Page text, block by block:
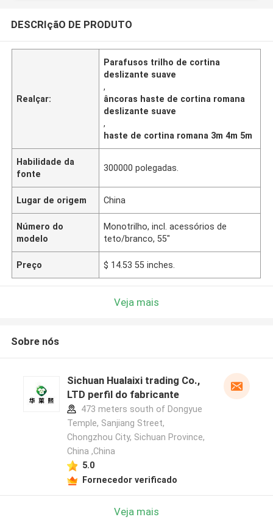
DESCRIçãO DE PRODUTO
Realçar:
Parafusos trilho de cortina
deslizante suave
,
âncoras haste de cortina romana
deslizante suave
,
haste de cortina romana 3m 4m 5m
Habilidade da
fonte
300000 polegadas.
Lugar de origem China
Número do
modelo
Monotrilho, incl. acessórios de
teto/branco, 55"
Preço $ 14.53 55 inches.
Veja mais
Sobre nós
Sichuan Hualaixi trading Co.,
LTD perfil do fabricante
473 meters south of Dongyue
Temple, Sanjiang Street,
Chongzhou City, Sichuan Province,
China ,China
5.0
Fornecedor verificado
Veja mais